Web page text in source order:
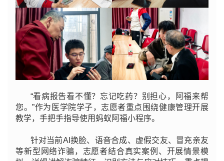
“看病报告看不懂？忘记吃药？别担心，阿福来帮
您。”作为医学院学子，志愿者重点围绕健康管理开展
教学，手把手指导使用蚂蚁阿福小程序。
针对当前AI换脸、语音合成、虚假交友、冒充亲友
等新型网络诈骗，志愿者结合真实案例、开展情景模